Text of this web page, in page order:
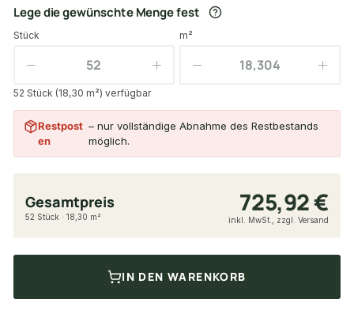
Lege die gewünschte Menge fest
Stück m²
52 Stück (18,30 m²) verfügbar
Restpost
en
– nur vollständige Abnahme des Restbestands
möglich.
Gesamtpreis 725,92 €
52 Stück · 18,30 m² inkl. MwSt., zzgl. Versand
IN DEN WARENKORB